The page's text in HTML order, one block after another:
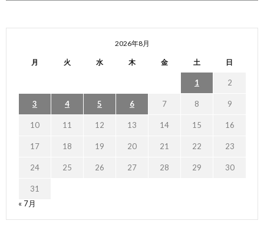
2026年8月
月 火 水 木 金 土 日
1 2
3 4 5 6 7 8 9
10 11 12 13 14 15 16
17 18 19 20 21 22 23
24 25 26 27 28 29 30
31
« 7月